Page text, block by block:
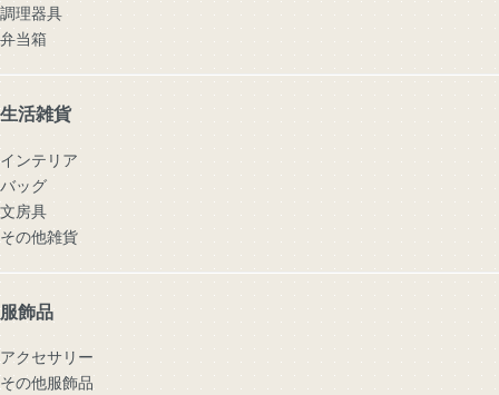
調理器具
弁当箱
生活雑貨
インテリア
バッグ
文房具
その他雑貨
服飾品
アクセサリー
その他服飾品